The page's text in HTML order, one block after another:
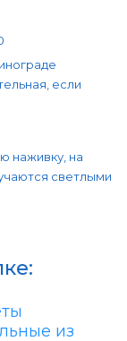
если
наживку, на
светлыми